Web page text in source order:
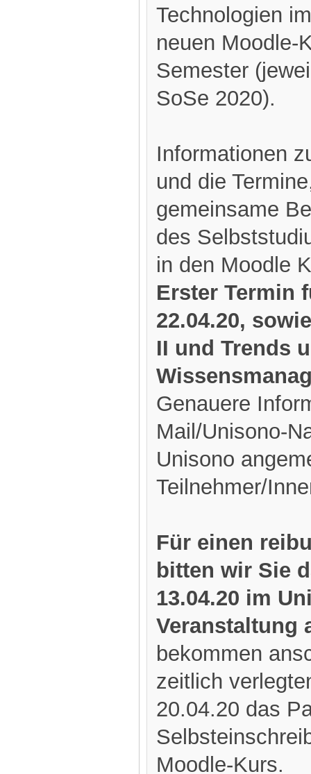
Technologien
neuen Moodle-
Semester
SoSe 2020).
Informationen
und die
gemeinsame
des
in den Moodle
Erster Termin
22.04.20,
II und Trends
Genauere
Mail/Unisono-
Unisono
Teilnehmer/
Für einen
bitten wir Sie
13.04.20 im
Veranstaltung
bekommen
zeitlich
20.04.20 das
Moodle-Kurs.